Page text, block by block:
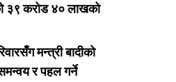
३९ करोड ४० लाखको
मन्त्री बादीको
र पहल गर्ने